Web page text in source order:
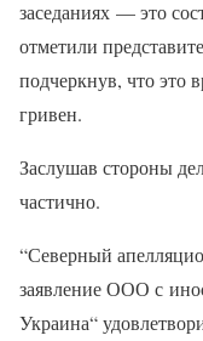
заседаниях — это
отметили
подчеркнув, что это
гривен.
Заслушав стороны
частично.
“Северный
заявление ООО с
Украина“